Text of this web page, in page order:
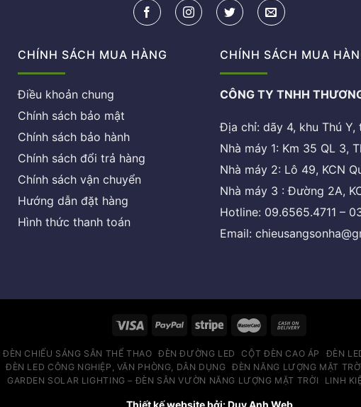
CHÍNH SÁCH MUA HÀNG
Điều khoản chung
Chính sách bảo mật
Chính sách bảo hành
Chính sách đổi trả hàng
Chính sách vận chuyển
Hướng dẫn đặt hàng
Hình thức thanh toán
CHÍNH SÁCH MUA
CÔNG TY TNHH
Địa chỉ: dãy 4, khu Thú
Nhà máy 1: Km 35 QL 3,
Nhà máy 2: Lô 49, KCN
Nhà máy 3 : Đường 2A,
Hotline: 09.6565.4711 –
Email:
ĐÈN CHIẾU SÁNG SÂN THỂ THAO ĐÈN ĐƯỜNG LED CỘT ĐÈN CAO ÁP ĐÈN
ĐÈN LED CÔNG NGHIỆP, VĂN PHÒNG, DÂN DỤNG ĐÈN NĂNG LƯỢNG MẶT TRỜI
GARDEN SOLAR LIGHTING – ĐÈN SÂN VƯỜN NĂNG LƯỢNG MẶT TRỜI
LINH
Thiết kế website bởi: Duy Anh Web